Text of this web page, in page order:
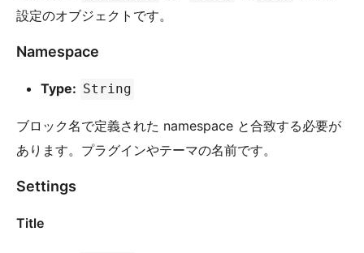
設定のオブジェクトです。
Namespace
Type: String
ブロック名で定義された namespace と合致する必要が
あります。プラグインやテーマの名前です。
Settings
Title